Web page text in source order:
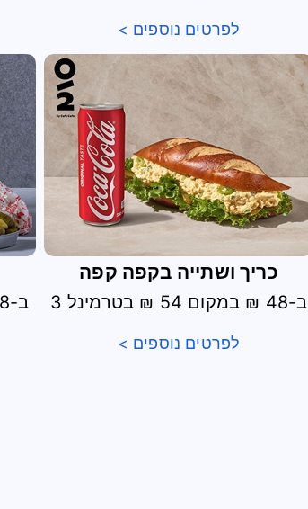
לפרטים נוספים >
כריך ושתייה בקפה קפה
ב-48 ₪ במקום 54 ₪ בטרמינל 3
לפרטים נוספים >
ב-68 ₪ במקום 76 ₪ בטרמינל 3